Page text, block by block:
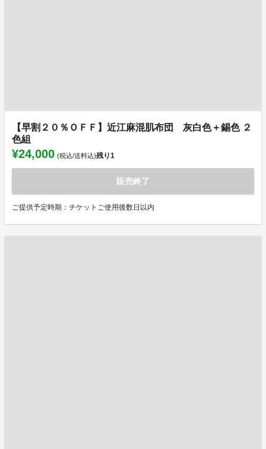
【早割２０％ＯＦＦ】近江麻混肌布団 灰白色＋錫色 ２
色組
¥24,000 (税込/送料込)残り1
販売終了
ご提供予定時期：チケットご使用後数日以内